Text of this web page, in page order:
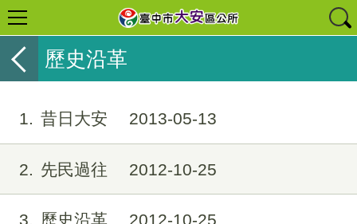
歷史沿革
1 昔日大安 2013-05-13
2 先民過往 2012-10-25
3 歷史沿革 2012-10-25